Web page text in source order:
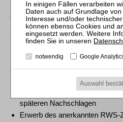
Das bieten Ihnen
Veranstaltungen
Für alle Endgeräte kompatible
Online-Fortbildungen
Individuelle Assistenz bis zur
unserem Online-Seminar
Hochwertige Unterlagen für die
späteren Nachschlagen
Erwerb des anerkannten RWS-
notwendig Google
Auswahl